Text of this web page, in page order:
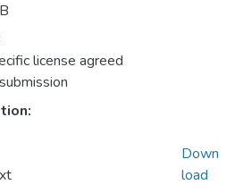
license agreed
Down
load